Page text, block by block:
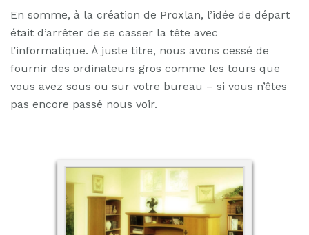
En somme, à la création de Proxlan, l’idée de départ
était d’arrêter de se casser la tête avec
l’informatique. À juste titre, nous avons cessé de
fournir des ordinateurs gros comme les tours que
vous avez sous ou sur votre bureau – si vous n’êtes
pas encore passé nous voir.